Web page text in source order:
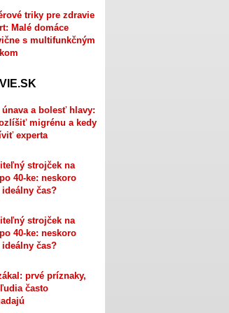
triky pre zdravie
Malé domáce
s multifunkčným
únava a bolesť hlavy:
migrénu a kedy
experta
strojček na
40-ke: neskoro
ideálny čas?
strojček na
40-ke: neskoro
ideálny čas?
prvé príznaky,
často